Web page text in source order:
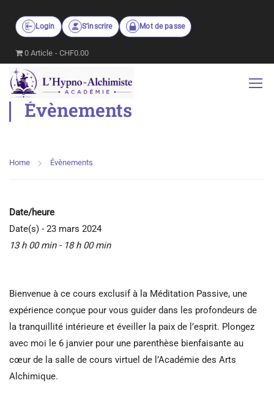
Login S’inscrire Mot de passe
0 Article CHF0.00
Évènements
Home Évènements
Date/heure
Date(s) - 23 mars 2024
13 h 00 min - 18 h 00 min
Bienvenue à ce cours exclusif à la Méditation Passive, une
expérience conçue pour vous guider dans les profondeurs de
la tranquillité intérieure et éveiller la paix de l’esprit. Plongez
avec moi le 6 janvier pour une parenthèse bienfaisante au
cœur de la salle de cours virtuel de l’Académie des Arts
Alchimique.